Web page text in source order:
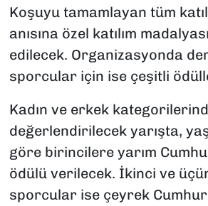
Koşuyu tamamlayan tüm
anısına özel katılım
edilecek. Organizasyonda
sporcular için ise çeşitli
Kadın ve erkek
değerlendirilecek yarışta,
göre birincilere yarım
ödülü verilecek. İkinci ve
sporcular ise çeyrek